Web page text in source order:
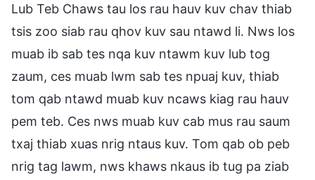
Lub Teb Chaws tau los rau hauv kuv chav thiab
tsis zoo siab rau qhov kuv sau ntawd li. Nws los
muab ib sab tes nqa kuv ntawm kuv lub tog
zaum, ces muab lwm sab tes npuaj kuv, thiab
tom qab ntawd muab kuv ncaws kiag rau hauv
pem teb. Ces nws muab kuv cab mus rau saum
txaj thiab xuas nrig ntaus kuv. Tom qab ob peb
nrig tag lawm, nws khaws nkaus ib tug pa ziab